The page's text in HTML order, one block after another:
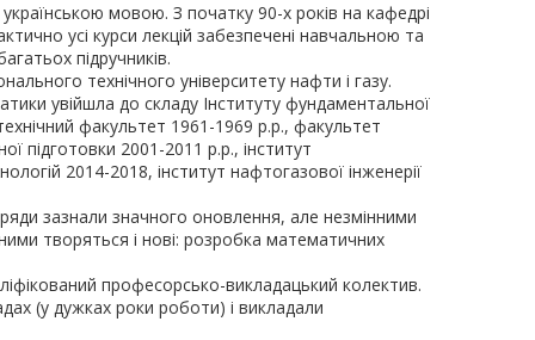
мовою. З початку 90-х років на кафедрі
усі курси лекцій забезпечені навчальною та
підручників.
технічного університету нафти і газу.
увійшла до складу Інституту фундаментальної
факультет 1961-1969 р.р., факультет
підготовки 2001-2011 р.р., інститут
2014-2018, інститут нафтогазової інженерії
зазнали значного оновлення, але незмінними
творяться і нові: розробка математичних
професорсько-викладацький колектив.
(у дужках роки роботи) і викладали